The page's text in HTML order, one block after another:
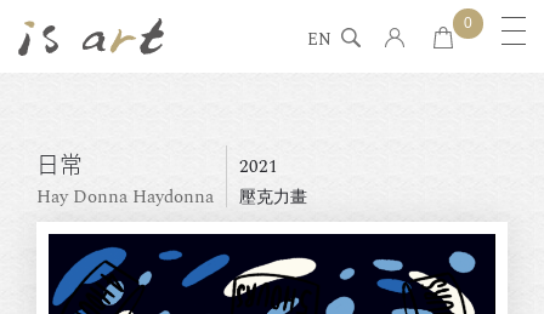
EN
0
日常
Hay Donna Haydonna
2021
壓克力畫